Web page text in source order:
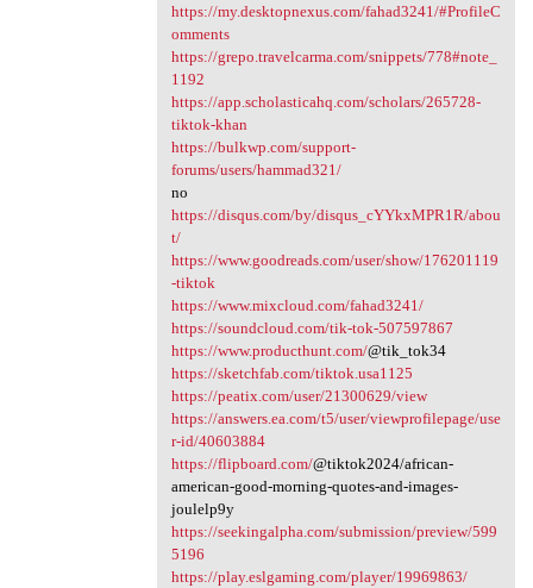
https://my.desktopnexus.com/fahad3241/#ProfileC
omments
https://grepo.travelcarma.com/snippets/778#note_
1192
https://app.scholasticahq.com/scholars/265728-
tiktok-khan
https://bulkwp.com/support-
forums/users/hammad321/
no
https://disqus.com/by/disqus_cYYkxMPR1R/abou
t/
https://www.goodreads.com/user/show/176201119
-tiktok
https://www.mixcloud.com/fahad3241/
https://soundcloud.com/tik-tok-507597867
https://www.producthunt.com/@tik_tok34
https://sketchfab.com/tiktok.usa1125
https://peatix.com/user/21300629/view
https://answers.ea.com/t5/user/viewprofilepage/use
r-id/40603884
https://flipboard.com/@tiktok2024/african-
american-good-morning-quotes-and-images-
joulelp9y
https://seekingalpha.com/submission/preview/599
5196
https://play.eslgaming.com/player/19969863/